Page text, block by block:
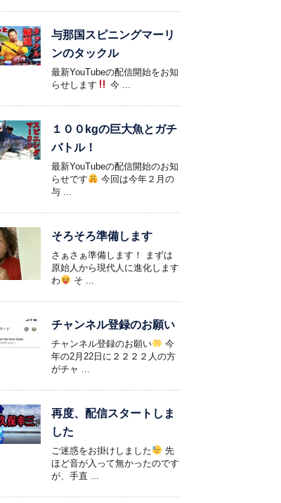
与那国スピニングマーリ
ンのタックル
最新YouTubeの配信開始をお知
らせします
今 ...
１００kgの巨大魚とガチ
バトル！
最新YouTubeの配信開始のお知
らせです
今回は今年２月の
与 ...
そろそろ準備します
さぁさぁ準備します！ まずは
原始人から現代人に進化します
わ
そ ...
チャンネル登録のお願い
チャンネル登録のお願い
今
年の2月22日に２２２２人の方
がチャ ...
再度、配信スタートしま
した
ご迷惑をお掛けしました
先
ほど音が入って無かったのです
が、手直 ...